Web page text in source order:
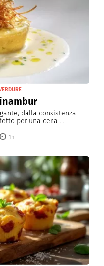
dalla consistenza
per una cena ...
1h